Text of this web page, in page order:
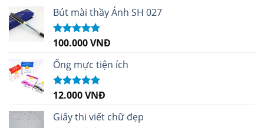
Bút mài thầy Ánh SH 027
Được xếp
sao
100.000VNĐ
Ống mực tiện ích
Được xếp
sao
12.000VNĐ
Giấy thi viết chữ đẹp